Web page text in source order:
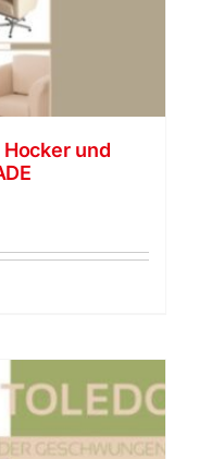
und